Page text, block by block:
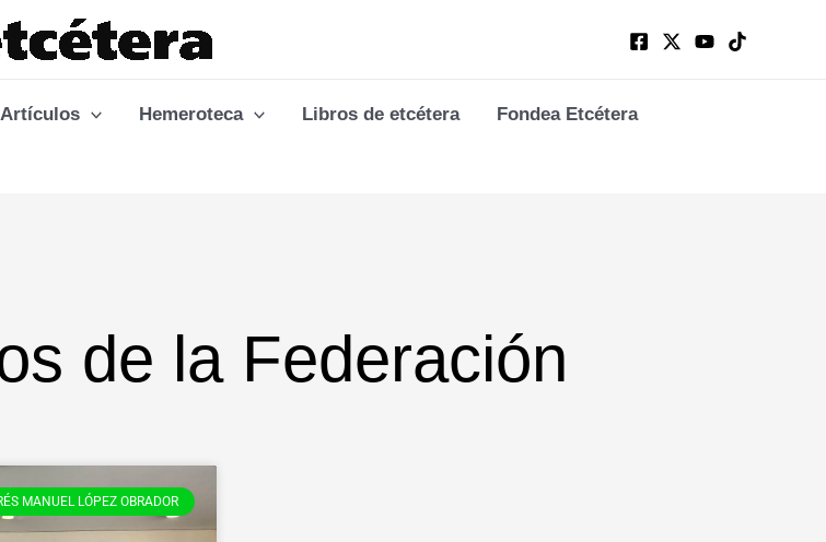
Artículos Hemeroteca Libros de etcétera Fondea Etcétera
de la Federación
MANUEL LÓPEZ OBRADOR